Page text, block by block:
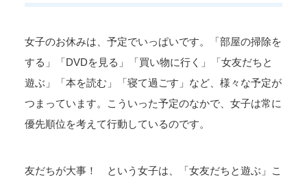
女子のお休みは、予定でいっぱいです。「部屋の掃除を
する」「DVDを見る」「買い物に行く」「女友だちと
遊ぶ」「本を読む」「寝て過ごす」など、様々な予定が
つまっています。こういった予定のなかで、女子は常に
優先順位を考えて行動しているのです。
友だちが大事！ という女子は、「女友だちと遊ぶ」こ